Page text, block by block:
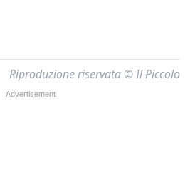
Riproduzione riservata © Il Piccolo